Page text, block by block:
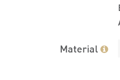
Material